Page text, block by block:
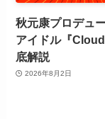
秋元康プロデュ
アイドル『
底解説
2026年8月2日